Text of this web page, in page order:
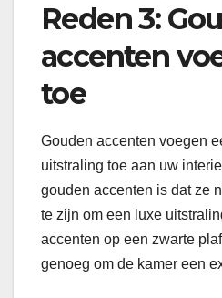
Reden 3:
accenten
toe
Gouden accenten voegen
uitstraling toe aan uw
gouden accenten is dat ze
te zijn om een luxe
accenten op een zwarte
genoeg om de kamer een